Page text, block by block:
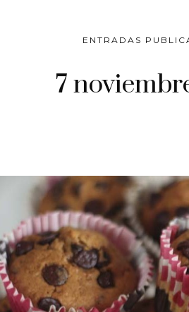
ENTRADAS
7